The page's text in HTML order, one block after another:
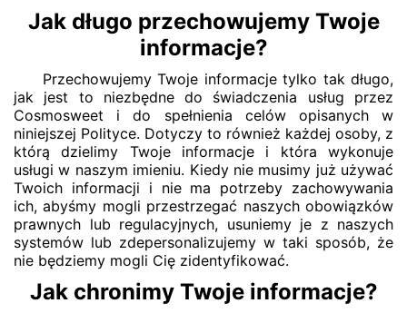
Jak długo przechowujemy Twoje
informacje?
Przechowujemy Twoje informacje tylko tak długo,
jak jest to niezbędne do świadczenia usług przez
Cosmosweet i do spełnienia celów opisanych w
niniejszej Polityce. Dotyczy to również każdej osoby, z
którą dzielimy Twoje informacje i która wykonuje
usługi w naszym imieniu. Kiedy nie musimy już używać
Twoich informacji i nie ma potrzeby zachowywania
ich, abyśmy mogli przestrzegać naszych obowiązków
prawnych lub regulacyjnych, usuniemy je z naszych
systemów lub zdepersonalizujemy w taki sposób, że
nie będziemy mogli Cię zidentyfikować.
Jak chronimy Twoje informacje?